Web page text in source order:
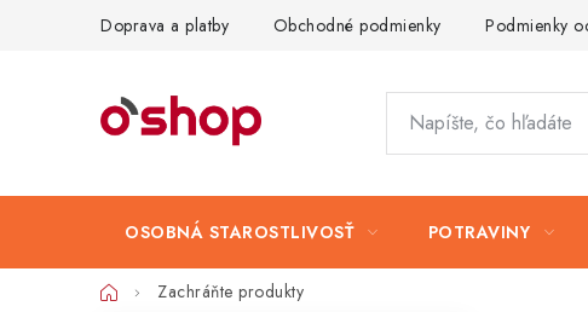
Doprava a platby Obchodné podmienky Podmienky
OSOBNÁ STAROSTLIVOSŤ POTRAVINY
DomovZachráňte produkty